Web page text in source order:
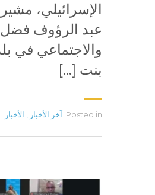
الإسرائيلي،
عبد الرؤوف فضل
والاجتماعي في
بنت […]
Posted in: آخر الأخبار الأخبار